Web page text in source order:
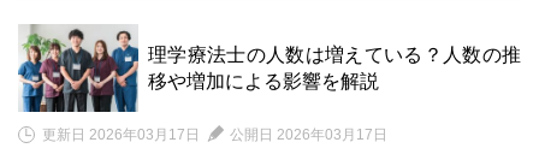
理学療法士の人数は増えている？人数の推
移や増加による影響を解説
更新日 2026年03月17日 公開日 2026年03月17日